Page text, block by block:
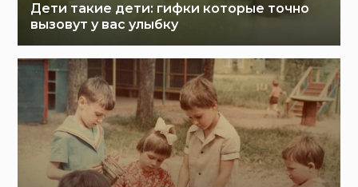
Дети такие дети: гифки которые точно
вызовут у вас улыбку